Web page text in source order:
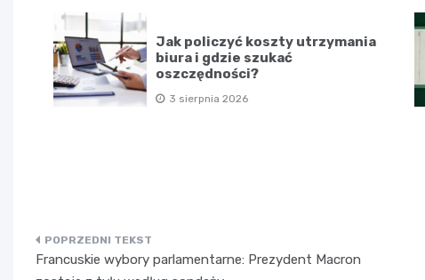
Jak policzyć koszty utrzymania
biura i gdzie szukać
oszczędności?
3 sierpnia 2026
Nawigacja
Francuskie wybory parlamentarne: Prezydent Macron